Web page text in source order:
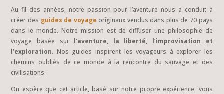
Au fil des années, notre passion pour l’aventure nous a conduit à
créer des guides de voyage originaux vendus dans plus de 70 pays
dans le monde. Notre mission est de diffuser une philosophie de
voyage basée sur l’aventure, la liberté, l’improvisation et
l’exploration. Nos guides inspirent les voyageurs à explorer les
chemins oubliés de ce monde à la rencontre du sauvage et des
civilisations.
On espère que cet article, basé sur notre propre expérience, vous